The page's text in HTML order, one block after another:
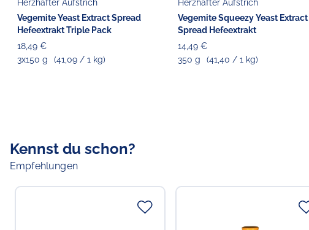
Herzhafter Aufstrich
Vegemite Yeast Extract Spread
Hefeextrakt Triple Pack
18,49 €
3x150 g
(41,09 / 1 kg)
Herzhafter Aufstrich
Vegemite Squeezy Yeast Extract
Spread Hefeextrakt
14,49 €
350 g
(41,40 / 1 kg)
Kennst du schon?
Empfehlungen